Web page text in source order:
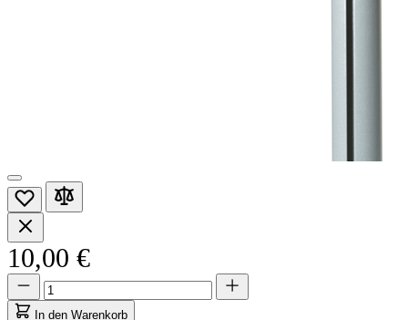
10,00 €
Menge
aktualisiert
auf
Menge
In den Warenkorb